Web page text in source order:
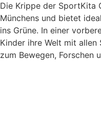
Die Krippe der SportKita
Münchens und bietet
ins Grüne. In einer
Kinder ihre Welt mit allen
zum Bewegen, Forschen